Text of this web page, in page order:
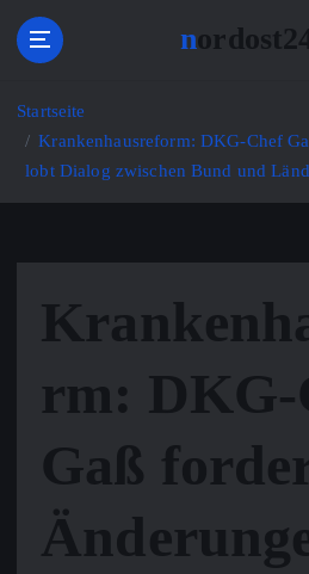
l
Startseite
Krankenhausreform: DKG-Chef
lobt Dialog zwischen Bund und
rm: DKG-
Gaß